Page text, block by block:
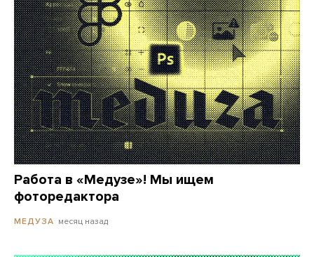
Работа в «Медузе»! Мы ищем
фоторедактора
МЕДУЗА месяц назад